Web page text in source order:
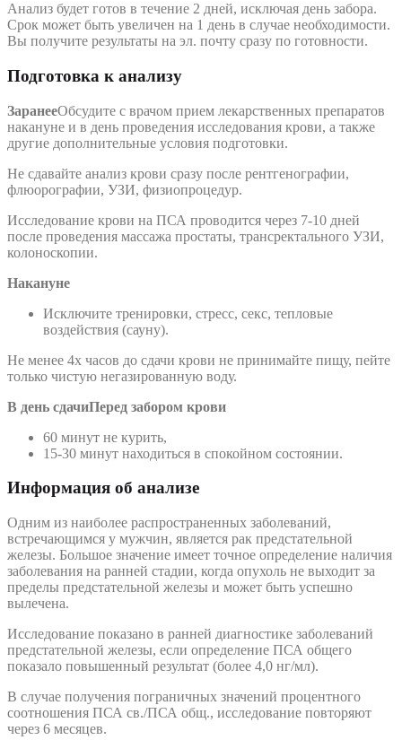
Анализ будет готов в течение 2 дней, исключая день забора.
Срок может быть увеличен на 1 день в случае необходимости.
Вы получите результаты на эл. почту сразу по готовности.
Подготовка к анализу
ЗаранееОбсудите с врачом прием лекарственных препаратов
накануне и в день проведения исследования крови, а также
другие дополнительные условия подготовки.
Не сдавайте анализ крови сразу после рентгенографии,
флюорографии, УЗИ, физиопроцедур.
Исследование крови на ПСА проводится через 7-10 дней
после проведения массажа простаты, трансректального УЗИ,
колоноскопии.
Накануне
Исключите тренировки, стресс, секс, тепловые
воздействия (сауну).
Не менее 4х часов до сдачи крови не принимайте пищу, пейте
только чистую негазированную воду.
В день сдачиПеред забором крови
60 минут не курить,
15-30 минут находиться в спокойном состоянии.
Информация об анализе
Одним из наиболее распространенных заболеваний,
встречающимся у мужчин, является рак предстательной
железы. Большое значение имеет точное определение наличия
заболевания на ранней стадии, когда опухоль не выходит за
пределы предстательной железы и может быть успешно
вылечена.
Исследование показано в ранней диагностике заболеваний
предстательной железы, если определение ПСА общего
показало повышенный результат (более 4,0 нг/мл).
В случае получения пограничных значений процентного
соотношения ПСА св./ПСА общ., исследование повторяют
через 6 месяцев.